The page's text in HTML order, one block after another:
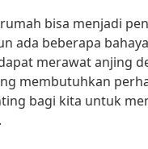
bisa menjadi
ada beberapa
merawat anjing
membutuhkan
bagi kita untuk